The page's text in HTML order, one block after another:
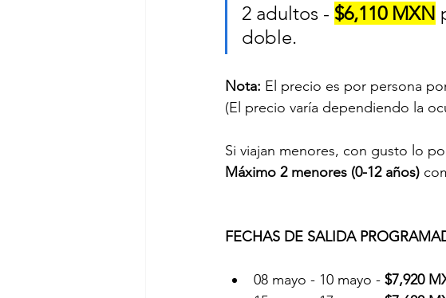
2 adultos - $6,110 MXN
doble.
Nota: El precio es por persona
(El precio varía dependiendo la
Si viajan menores, con gusto lo
Máximo 2 menores (0-12 años)
FECHAS DE SALIDA
08 mayo - 10 mayo - $7,920